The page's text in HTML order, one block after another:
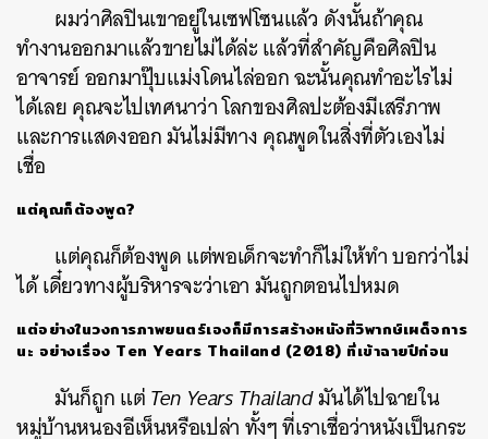
ผมว่าศิลปินเขาอยู่ในเซฟโซนแล้ว ดังนั้นถ้าคุณ
ทำงานออกมาแล้วขายไม่ได้ล่ะแล้วที่สำคัญคือศิลปิน
อาจารย์ออกมาปุ๊บแม่งโดนไล่ออกฉะนั้นคุณทำอะไรไม่
ได้เลยคุณจะไปเทศนาว่าโลกของศิลปะต้องมีเสรีภาพ
และการแสดงออกมันไม่มีทางคุณพูดในสิ่งที่ตัวเองไม่
เชื่อ
แต่คุณก็ต้องพูด?
แต่คุณก็ต้องพูดแต่พอเด็กจะทำก็ไม่ให้ทำบอกว่าไม่
ได้เดี๋ยวทางผู้บริหารจะว่าเอามันถูกตอนไปหมด
แต่อย่างในวงการภาพยนตร์เองก็มีการสร้างหนังที่วิพากษ์เผด็จการ
นะ อย่างเรื่อง Ten Years Thailand (2018) ที่เข้าฉายปีก่อน
มันก็ถูกแต่Ten Years Thailandมันได้ไปฉายใน
หมู่บ้านหนองอีเห็นหรือเปล่าทั้งๆที่เราเชื่อว่าหนังเป็นกระ